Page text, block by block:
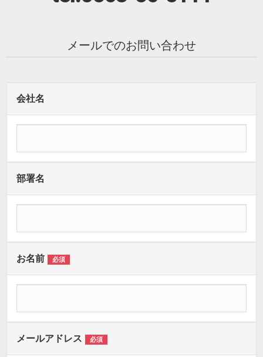
メールでのお問い合わせ
会社名
部署名
お名前 必須
メールアドレス 必須